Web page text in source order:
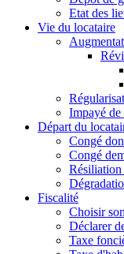
Etat des
Vie du locataire
Impayé
Départ du
Congé
Congé
Fiscalité
Choisir
Déclarer
Taxe